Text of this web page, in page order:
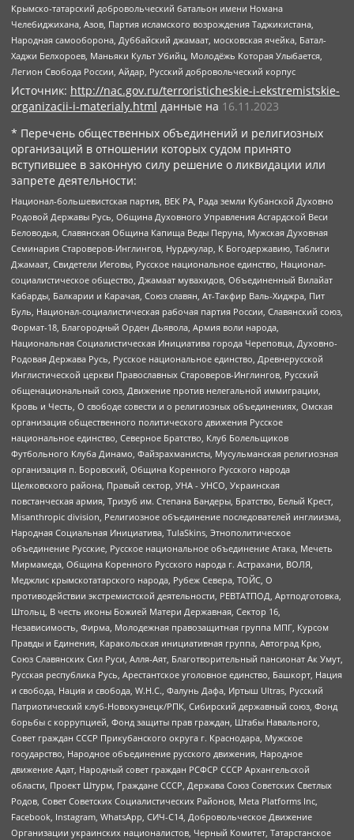
Крымско-татарский добровольческий батальон имени Номана
Челебиджихана, Азов, Партия исламского возрождения Таджикистана,
Народная самооборона, Дуббайский джамаат, московская ячейка, Батал-
Хаджи Белхороев, Маньяки Культ Убийц, Молодёжь Которая Улыбается,
Легион Свобода России, Айдар, Русский добровольческий корпус
Источник: http://nac.gov.ru/terroristicheskie-i-ekstremistskie-
organizacii-i-materialy.html данные на 16.11.2023
* Перечень общественных объединений и религиозных
организаций в отношении которых судом принято
вступившее в законную силу решение о ликвидации или
запрете деятельности:
Национал-большевистская партия, ВЕК РА, Рада земли Кубанской Духовно
Родовой Державы Русь, Община Духовного Управления Асгардской Веси
Беловодья, Славянская Община Капища Веды Перуна, Мужская Духовная
Семинария Староверов-Инглингов, Нурджулар, К Богодержавию, Таблиги
Джамаат, Свидетели Иеговы, Русское национальное единство, Национал-
социалистическое общество, Джамаат мувахидов, Объединенный Вилайат
Кабарды, Балкарии и Карачая, Союз славян, Ат-Такфир Валь-Хиджра, Пит
Буль, Национал-социалистическая рабочая партия России, Славянский союз,
Формат-18, Благородный Орден Дьявола, Армия воли народа,
Национальная Социалистическая Инициатива города Череповца, Духовно-
Родовая Держава Русь, Русское национальное единство, Древнерусской
Инглистической церкви Православных Староверов-Инглингов, Русский
общенациональный союз, Движение против нелегальной иммиграции,
Кровь и Честь, О свободе совести и о религиозных объединениях, Омская
организация общественного политического движения Русское
национальное единство, Северное Братство, Клуб Болельщиков
Футбольного Клуба Динамо, Файзрахманисты, Мусульманская религиозная
организация п. Боровский, Община Коренного Русского народа
Щелковского района, Правый сектор, УНА - УНСО, Украинская
повстанческая армия, Тризуб им. Степана Бандеры, Братство, Белый Крест,
Misanthropic division, Религиозное объединение последователей инглиизма,
Народная Социальная Инициатива, TulaSkins, Этнополитическое
объединение Русские, Русское национальное объединение Атака, Мечеть
Мирмамеда, Община Коренного Русского народа г. Астрахани, ВОЛЯ,
Меджлис крымскотатарского народа, Рубеж Севера, ТОЙС, О
противодействии экстремистской деятельности, РЕВТАТПОД, Артподготовка,
Штольц, В честь иконы Божией Матери Державная, Сектор 16,
Независимость, Фирма, Молодежная правозащитная группа МПГ, Курсом
Правды и Единения, Каракольская инициативная группа, Автоград Крю,
Союз Славянских Сил Руси, Алля-Аят, Благотворительный пансионат Ак Умут,
Русская республика Русь, Арестантское уголовное единство, Башкорт, Нация
и свобода, Нация и свобода, W.H.С., Фалунь Дафа, Иртыш Ultras, Русский
Патриотический клуб-Новокузнецк/РПК, Сибирский державный союз, Фонд
борьбы с коррупцией, Фонд защиты прав граждан, Штабы Навального,
Совет граждан СССР Прикубанского округа г. Краснодара, Мужское
государство, Народное объединение русского движения, Народное
движение Адат, Народный совет граждан РСФСР СССР Архангельской
области, Проект Штурм, Граждане СССР, Держава Союз Советских Светлых
Родов, Совет Советских Социалистических Районов, Meta Platforms Inc,
Facebook, Instagram, WhatsApp, СИЧ-С14, Добровольческое Движение
Организации украинских националистов, Черный Комитет, Татарстанское